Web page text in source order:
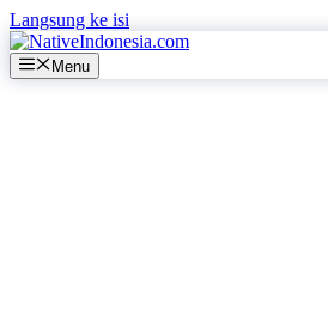
Langsung ke isi
Menu